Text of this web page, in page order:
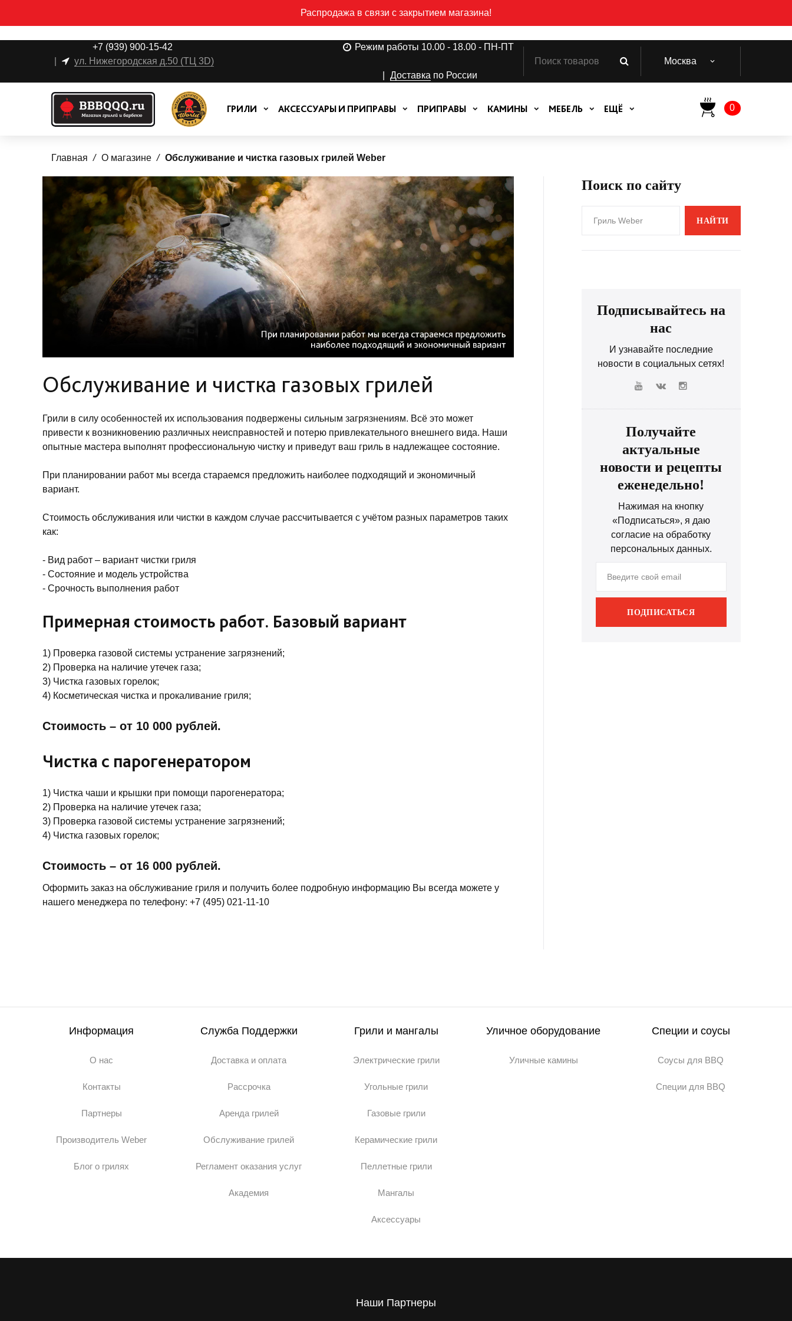
Распродажа в связи с закрытием магазина!
+7 (939) 900-15-42
ул. Нижегородская д.50 (ТЦ 3D)
Режим работы 10.00 - 18.00 - ПН-ПТ
Доставка по России
Москва
0
ГРИЛИ АКСЕССУАРЫ И ПРИПРАВЫ ПРИПРАВЫ КАМИНЫ МЕБЕЛЬ ЕЩЁ
Главная О магазине Обслуживание и чистка газовых грилей Weber
Обслуживание и чистка газовых грилей
Грили в силу особенностей их использования подвержены сильным загрязнениям. Всё это может
привести к возникновению различных неисправностей и потерю привлекательного внешнего вида. Наши
опытные мастера выполнят профессиональную чистку и приведут ваш гриль в надлежащее состояние.
При планировании работ мы всегда стараемся предложить наиболее подходящий и экономичный
вариант.
Стоимость обслуживания или чистки в каждом случае рассчитывается с учётом разных параметров таких
как:
- Вид работ – вариант чистки гриля
- Состояние и модель устройства
- Срочность выполнения работ
Примерная стоимость работ. Базовый вариант
1) Проверка газовой системы устранение загрязнений;
2) Проверка на наличие утечек газа;
3) Чистка газовых горелок;
4) Косметическая чистка и прокаливание гриля;
Стоимость – от 10 000 рублей.
Чистка с парогенератором
1) Чистка чаши и крышки при помощи парогенератора;
2) Проверка на наличие утечек газа;
3) Проверка газовой системы устранение загрязнений;
4) Чистка газовых горелок;
Стоимость – от 16 000 рублей.
Оформить заказ на обслуживание гриля и получить более подробную информацию Вы всегда можете у
нашего менеджера по телефону: +7 (495) 021-11-10
Поиск по сайту
НАЙТИ
Подписывайтесь на
нас
И узнавайте последние
новости в социальных сетях!
Получайте
актуальные
новости и рецепты
еженедельно!
Нажимая на кнопку
«Подписаться», я даю
согласие на обработку
персональных данных.
ПОДПИСАТЬСЯ
Информация
О нас
Контакты
Партнеры
Производитель Weber
Блог о грилях
Служба Поддержки
Доставка и оплата
Рассрочка
Аренда грилей
Обслуживание грилей
Регламент оказания услуг
Академия
Грили и мангалы
Электрические грили
Угольные грили
Газовые грили
Керамические грили
Пеллетные грили
Мангалы
Аксессуары
Уличное оборудование
Уличные камины
Специи и соусы
Соусы для BBQ
Специи для BBQ
Наши Партнеры